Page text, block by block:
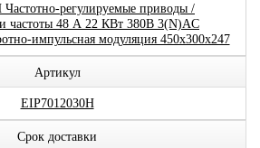
Частотно-регулируемые приводы /
частоты 48 А 22 КВт 380В 3(N)AC
импульсная модуляция 450x300x247
Артикул
EIP7012030H
Срок доставки